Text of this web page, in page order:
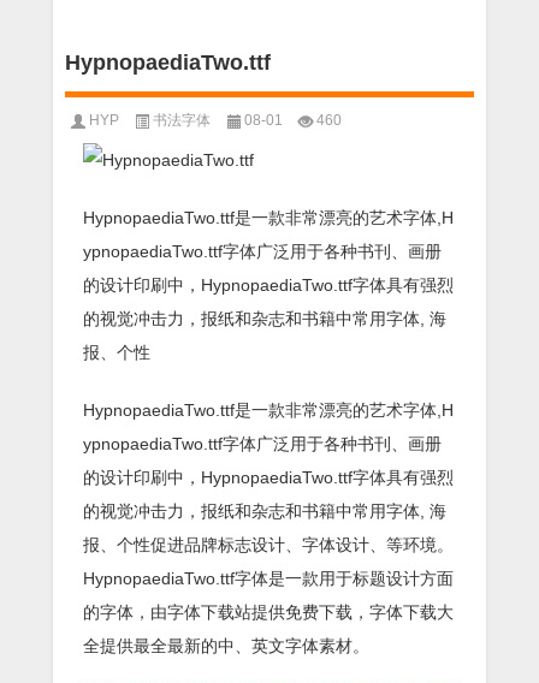
HypnopaediaTwo.ttf
HYP 书法字体 08-01 460
HypnopaediaTwo.ttf是一款非常漂亮的艺术字体,H
ypnopaediaTwo.ttf字体广泛用于各种书刊、画册
的设计印刷中，HypnopaediaTwo.ttf字体具有强烈
的视觉冲击力，报纸和杂志和书籍中常用字体, 海
报、个性
HypnopaediaTwo.ttf是一款非常漂亮的艺术字体,H
ypnopaediaTwo.ttf字体广泛用于各种书刊、画册
的设计印刷中，HypnopaediaTwo.ttf字体具有强烈
的视觉冲击力，报纸和杂志和书籍中常用字体, 海
报、个性促进品牌标志设计、字体设计、等环境。
HypnopaediaTwo.ttf字体是一款用于标题设计方面
的字体，由字体下载站提供免费下载，字体下载大
全提供最全最新的中、英文字体素材。